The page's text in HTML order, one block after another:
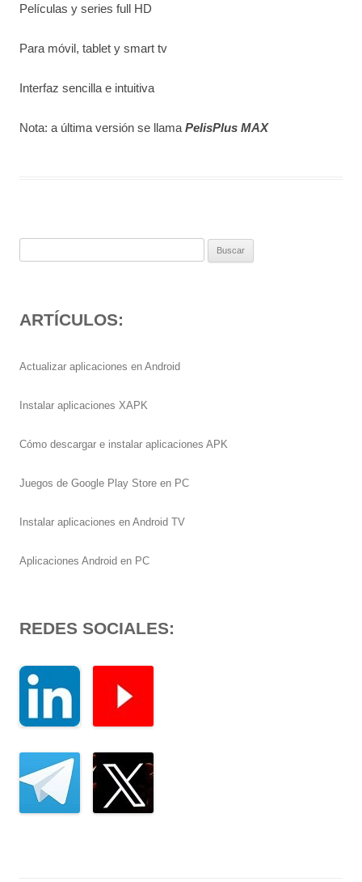
Películas y series full HD
Para móvil, tablet y smart tv
Interfaz sencilla e intuitiva
Nota: a última versión se llama PelisPlus MAX
ARTÍCULOS:
Actualizar aplicaciones en Android
Instalar aplicaciones XAPK
Cómo descargar e instalar aplicaciones APK
Juegos de Google Play Store en PC
Instalar aplicaciones en Android TV
Aplicaciones Android en PC
REDES SOCIALES: